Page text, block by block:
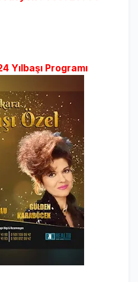
Yılbaşı Programı